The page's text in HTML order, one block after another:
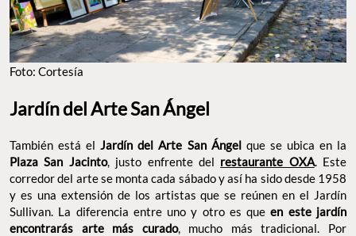
Foto: Cortesía
Jardín del Arte San Ángel
También está elJardín del Arte San Ángel que se ubica en la
Plaza San Jacinto, justo enfrente del restaurante OXA. Este
corredor del arte se monta cada sábado y así ha sido desde 1958
y es una extensión de los artistas que se reúnen en el Jardín
Sullivan. La diferencia entre uno y otro es queen este jardín
encontrarás arte más curado, mucho más tradicional. Por